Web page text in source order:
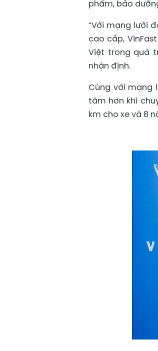
phẩm, bảo
“Với mạng lưới
cao cấp,
Việt trong quá
nhận định.
Cùng với mạng
tâm hơn khi
km cho xe và 8